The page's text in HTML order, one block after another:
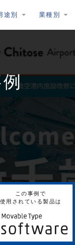
途別 業種別
この事例で
使用されている製品は